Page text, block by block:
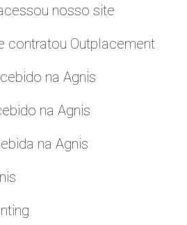
nosso site
contratou Outplacement
na Agnis
na Agnis
na Agnis